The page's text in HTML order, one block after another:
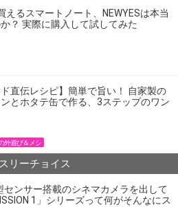
えるスマートノート、NEWYESは本当
？ 実際に購入して試してみた
ド直伝レシピ】簡単で旨い！ 自家製の
とホタテ缶で作る、3ステップのワン
外遊び＆メシ
リーチョイス
センサー搭載のシネマカメラを出して
1」シリーズって何がそんなにス